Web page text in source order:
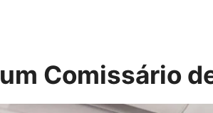
Comissário